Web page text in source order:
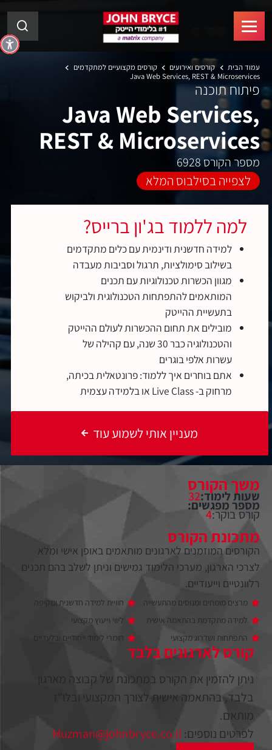
עמוד הבית קורסים ואירועים
קורסים מקצועיים למתקדמים
Java Web Services, REST & Microservices
פיתוח תוכנה
Java Web Services,
REST & Microservices
מספר הקורס 6928
לצפייה בסילבוס המלא
למה ללמוד בג'ון ברייס?
למידה חדשנית ודינמית עם כלים מתקדמים
בשילוב סימולציות, תרגול וסביבות מעבדה
מגוון הכשרות טכנולוגיות עם תכנים
המותאמים להתפתחות הטכנולוגית ולביקוש
בתעשיית ההייטק
מובילים את תחום ההכשרות לעולם ההייטק
והטכנולוגיה כבר 30 שנה, עם קהילה של
עשרות אלפי בוגרים
אתם בוחרים איך ללמוד: פרונטאלית בכיתה,
מרחוק ב- Live Class או בלמידה עצמית
מעניין אותי לשמוע עוד
קורס לארגונים בלבד
ניתן להזמין את הקורס במתכונת של קבוצה מארגון
בלבד, בהתאמה אישית לצורך המקצועי ובלו"ז
מותאם.
לפרטים נוספים: Muzman@johnbryce.co.il
משך הקורס
שעות לימוד:32
מספר מפגשים:
קורס בוקר:4
מתכונת הקורס
הקורסים המוזמנים לארגונים מותאמים באופן אישי ומלא
לצרכי הארגון, מערכי הלימוד גמישים וניתן לשלב בהם תכנים
רלוונטיים וייעודיים.
מרצים מומחים ומנוסים מהתעשייה
למידה מתקדמת בהתאמה אישית
התפתחות ושדרוג מקצועי
חוויית למידה חדשנית ומקיפה
ליווי וייעוץ מקצועי
חומרי לימוד ייחודיים ובלעדיים